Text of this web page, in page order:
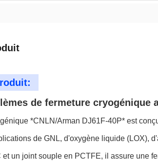
de fermeture cryogénique
*CNLN/Arman DJ61F-40P* est
de GNL, d'oxygène liquide (LOX),
et un joint souple en PCTFE, il assure une